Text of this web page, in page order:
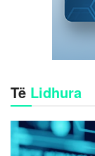
Të Lidhura